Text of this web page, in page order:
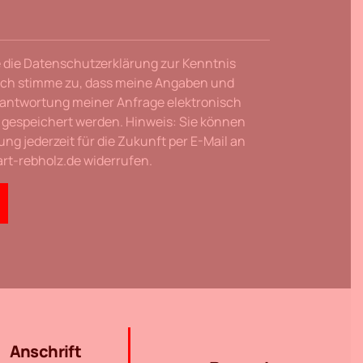
die Datenschutzerklärung zur Kenntnis
stimme zu, dass meine Angaben und
meiner Anfrage elektronisch
werden. Hinweis: Sie können
jederzeit für die Zukunft per E-Mail an
rebholz.de widerrufen.
Anschrift